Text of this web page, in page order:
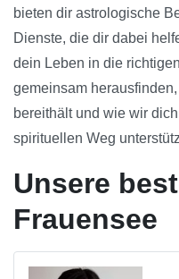
bieten dir astrologische
Dienste, die dir dabei
dein Leben in die
gemeinsam
bereithält und wie wir
spirituellen Weg
Unsere
Frauensee